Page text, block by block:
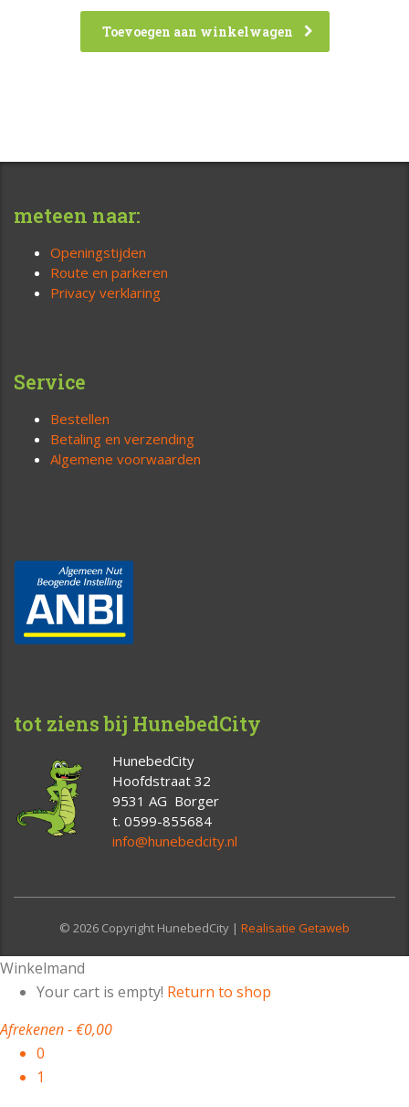
Toevoegen aan winkelwagen
meteen naar:
Openingstijden
Route en parkeren
Privacy verklaring
Service
Bestellen
Betaling en verzending
Algemene voorwaarden
tot ziens bij HunebedCity
HunebedCity
Hoofdstraat 32
9531 AG Borger
t. 0599-855684
info@hunebedcity.nl
© 2026 Copyright HunebedCity | Realisatie Getaweb
Winkelmand
Your cart is empty! Return to shop
Afrekenen-€0,00
0
1